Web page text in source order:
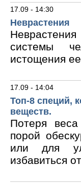
17.09 - 14:30
Неврастения
системы
истощения
17.09 - 14:04
Топ-8 специй,
веществ.
Потеря
порой
или для
избавиться